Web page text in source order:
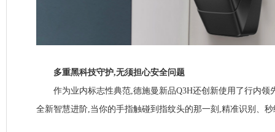
多重黑科技守护,无须担心安全问题
作为业内标志性典范,德施曼新品Q3H还创新使用了行内领
全新智慧进阶,当你的手指触碰到指纹头的那一刻,精准识别、